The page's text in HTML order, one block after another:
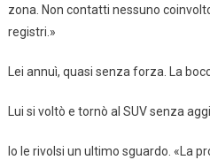
zona. Non contatti nessuno
registri.»
Lei annuì, quasi senza forza. La
Lui si voltò e tornò al SUV senza
Io le rivolsi un ultimo sguardo. «La